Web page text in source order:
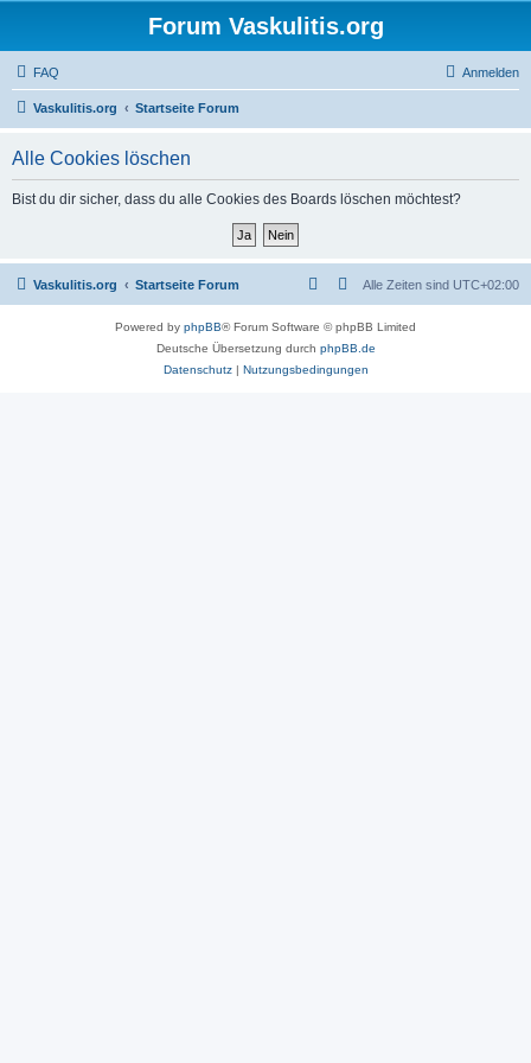
Forum Vaskulitis.org
FAQ Anmelden
Vaskulitis.org Startseite Forum
Alle Cookies löschen
Bist du dir sicher, dass du alle Cookies des Boards löschen möchtest?
Vaskulitis.org Startseite Forum Alle Zeiten sind UTC+02:00
Powered by phpBB® Forum Software © phpBB Limited
Deutsche Übersetzung durch phpBB.de
Datenschutz| Nutzungsbedingungen